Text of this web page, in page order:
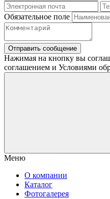
Обязательное поле
Отправить сообщение
Нажимая на кнопку вы
соглашением и Условиями
Меню
О компании
Каталог
Фотогалерея